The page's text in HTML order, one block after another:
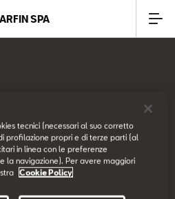
SPA
tecnici (necessari al suo corretto
profilazione propri e di terze parti (al
in linea con le preferenze
la navigazione). Per avere maggiori
Cookie Policy